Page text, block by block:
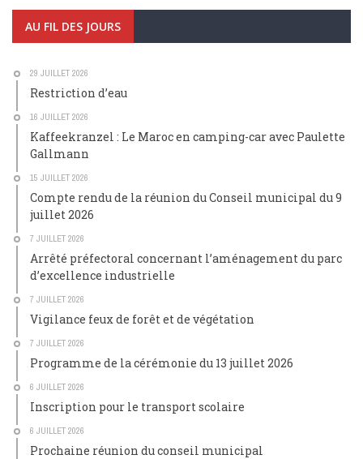
AU FIL DES JOURS
29 JUILLET 2026
Restriction d’eau
16 JUILLET 2026
Kaffeekranzel : Le Maroc en camping-car avec Paulette
Gallmann
15 JUILLET 2026
Compte rendu de la réunion du Conseil municipal du 9
juillet 2026
7 JUILLET 2026
Arrêté préfectoral concernant l’aménagement du parc
d’excellence industrielle
7 JUILLET 2026
Vigilance feux de forêt et de végétation
7 JUILLET 2026
Programme de la cérémonie du 13 juillet 2026
6 JUILLET 2026
Inscription pour le transport scolaire
6 JUILLET 2026
Prochaine réunion du conseil municipal